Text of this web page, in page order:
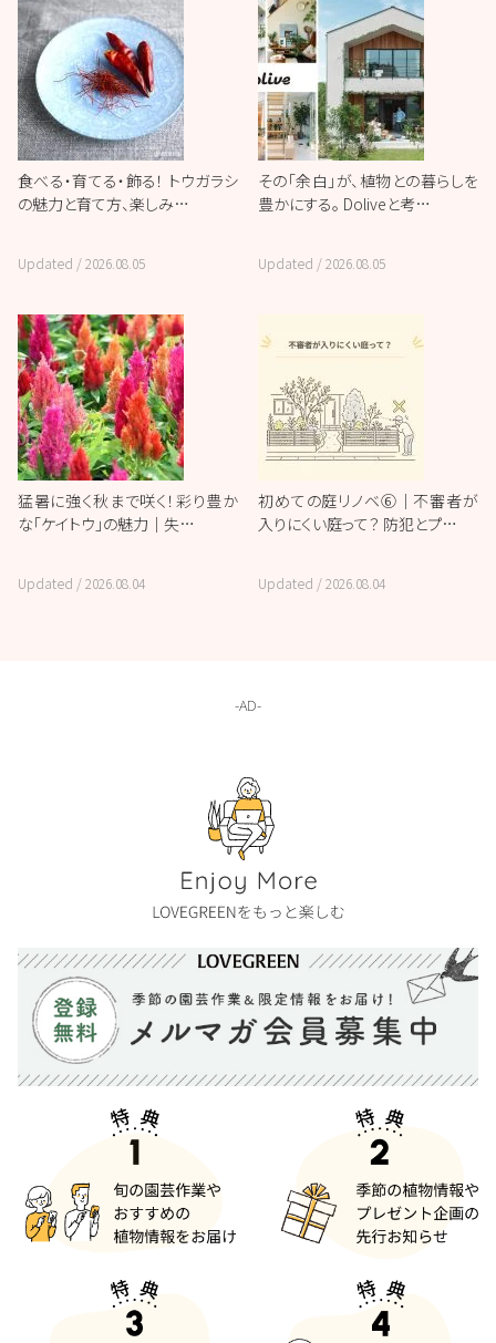
食べる・育てる・飾る！ トウガラシ
の魅力と育て方、楽しみ…
Updated /2026.08.05
その「余白」が、植物との暮らしを
豊かにする。 Doliveと考…
Updated /2026.08.05
猛暑に強く秋まで咲く！彩り豊か
な「ケイトウ」の魅力｜失…
Updated /2026.08.04
初めての庭リノベ⑥｜不審者が
入りにくい庭って？ 防犯とプ…
Updated /2026.08.04